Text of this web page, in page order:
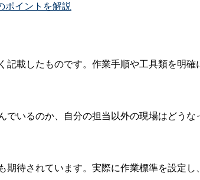
ポイントを解説
載したものです。作業手順や工具類を明
いるのか、自分の担当以外の現場はどう
待されています。実際に作業標準を設定